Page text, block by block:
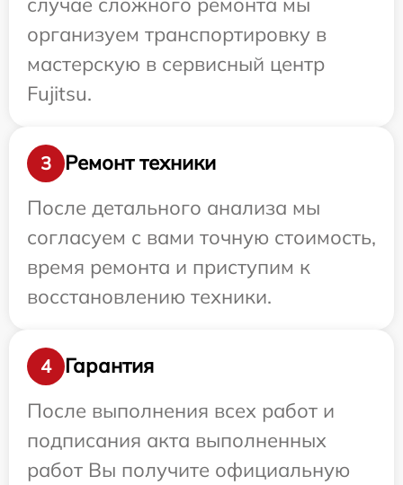
организуем транспортировку в
мастерскую в сервисный центр
Fujitsu.
3
Ремонт техники
После детального анализа мы
согласуем с вами точную стоимость,
время ремонта и приступим к
восстановлению техники.
4
Гарантия
После выполнения всех работ и
подписания акта выполненных
работ Вы получите официальную